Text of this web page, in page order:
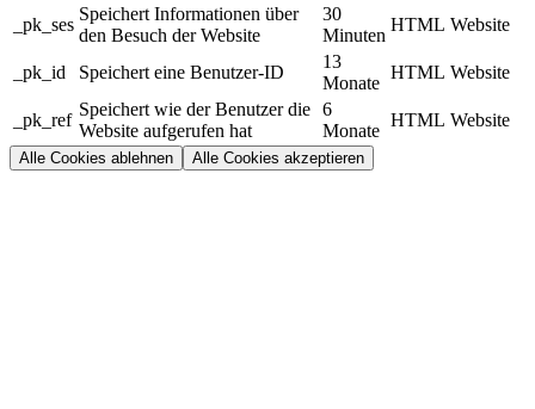
_pk_ses
Speichert Informationen über
den Besuch der Website
30
Minuten
HTML Website
_pk_id Speichert eine Benutzer-ID
13
Monate
HTML Website
_pk_ref
Speichert wie der Benutzer die
Website aufgerufen hat
6
Monate
HTML Website
Alle Cookies ablehnen Alle Cookies akzeptieren